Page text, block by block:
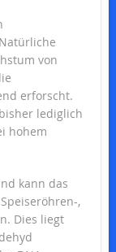
von
erforscht.
lediglich
hohem
kann das
,
Dies liegt